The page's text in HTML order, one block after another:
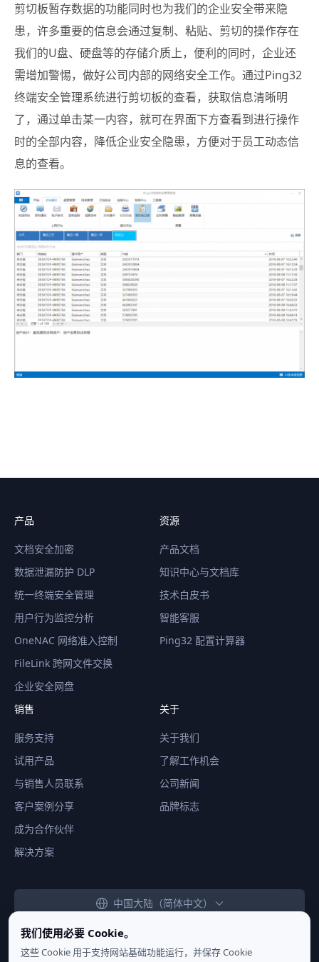
我们使用必要 Cookie。
这些 Cookie 用于支持网站基础功能运行，并保存 Cookie
剪切板暂存数据的功能同时也为我们的企业安全带来隐
患，许多重要的信息会通过复制、粘贴、剪切的操作存在
我们的U盘、硬盘等的存储介质上，便利的同时，企业还
需增加警惕，做好公司内部的网络安全工作。通过Ping32
终端安全管理系统进行剪切板的查看，获取信息清晰明
了，通过单击某一内容，就可在界面下方查看到进行操作
时的全部内容，降低企业安全隐患，方便对于员工动态信
息的查看。
产品
文档安全加密
数据泄漏防护 DLP
统一终端安全管理
用户行为监控分析
OneNAC 网络准入控制
FileLink 跨网文件交换
企业安全网盘
资源
产品文档
知识中心与文档库
技术白皮书
智能客服
Ping32 配置计算器
销售
服务支持
试用产品
与销售人员联系
客户案例分享
成为合作伙伴
解决方案
关于
关于我们
了解工作机会
公司新闻
品牌标志
中国大陆（简体中文）